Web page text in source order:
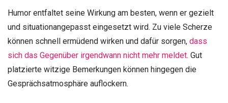
Humor entfaltet seine Wirkung am besten, wenn er gezielt
und situationangepasst eingesetzt wird. Zu viele Scherze
können schnell ermüdend wirken und dafür sorgen, dass
sich das Gegenüber irgendwann nicht mehr meldet. Gut
platzierte witzige Bemerkungen können hingegen die
Gesprächsatmosphäre auflockern.